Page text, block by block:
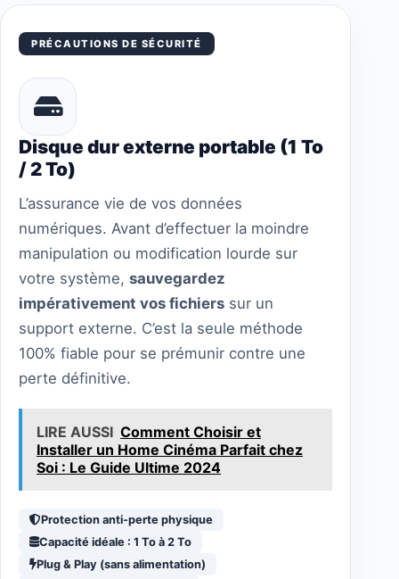
PRÉCAUTIONS DE SÉCURITÉ
Disque dur externe portable (1 To
/ 2 To)
L’assurance vie de vos données
numériques. Avant d’effectuer la moindre
manipulation ou modification lourde sur
votre système, sauvegardez
impérativement vos fichiers sur un
support externe. C’est la seule méthode
100% fiable pour se prémunir contre une
perte définitive.
LIRE AUSSI Comment Choisir et
Installer un Home Cinéma Parfait chez
Soi : Le Guide Ultime 2024
Protection anti-perte physique
Capacité idéale : 1 To à 2 To
Plug & Play (sans alimentation)